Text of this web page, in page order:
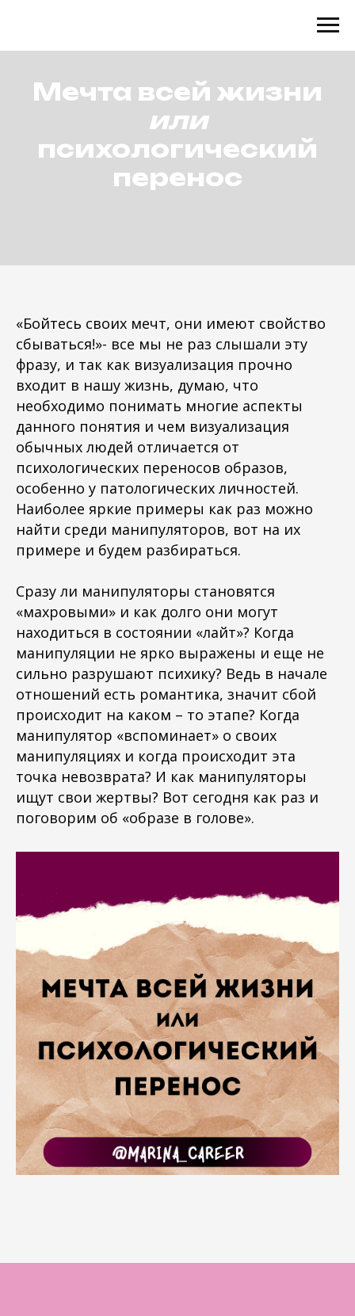
Мечта всей жизни
или
психологический
перенос
«Бойтесь своих мечт, они имеют свойство
сбываться!»- все мы не раз слышали эту
фразу, и так как визуализация прочно
входит в нашу жизнь, думаю, что
необходимо понимать многие аспекты
данного понятия и чем визуализация
обычных людей отличается от
психологических переносов образов,
особенно у патологических личностей.
Наиболее яркие примеры как раз можно
найти среди манипуляторов, вот на их
примере и будем разбираться.
Сразу ли манипуляторы становятся
«махровыми» и как долго они могут
находиться в состоянии «лайт»? Когда
манипуляции не ярко выражены и еще не
сильно разрушают психику? Ведь в начале
отношений есть романтика, значит сбой
происходит на каком – то этапе? Когда
манипулятор «вспоминает» о своих
манипуляциях и когда происходит эта
точка невозврата? И как манипуляторы
ищут свои жертвы? Вот сегодня как раз и
поговорим об «образе в голове».